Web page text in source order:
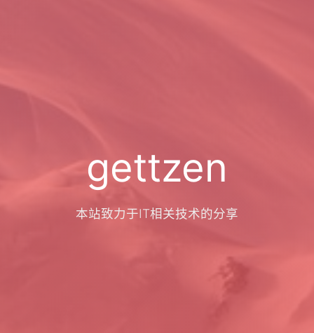
gettzen
本站致力于IT相关技术的分享